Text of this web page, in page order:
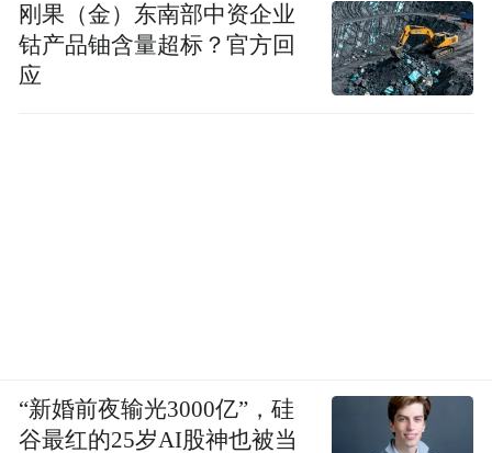
刚果（金）东南部中资企业
钴产品铀含量超标？官方回
应
“新婚前夜输光3000亿”，硅
谷最红的25岁AI股神也被当